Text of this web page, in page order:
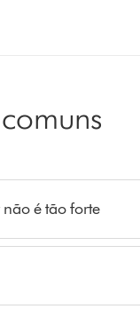
é tão forte